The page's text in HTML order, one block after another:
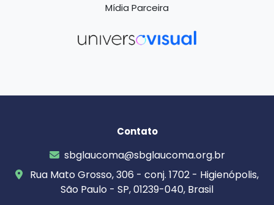
Mídia Parceira
Contato
sbglaucoma@sbglaucoma.org.br
Rua Mato Grosso, 306 - conj. 1702 - Higienópolis,
São Paulo - SP, 01239-040, Brasil